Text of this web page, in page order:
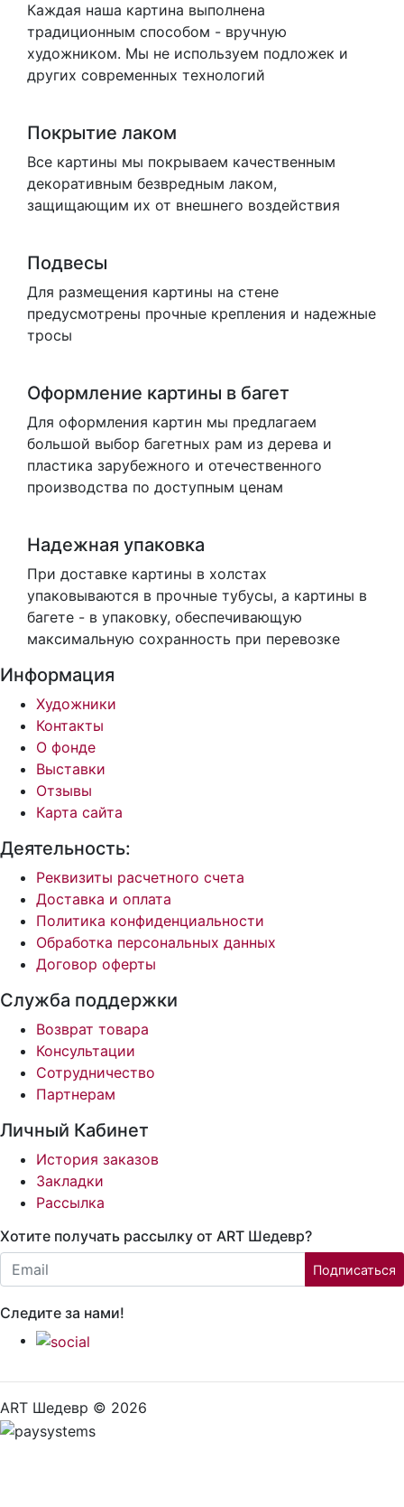
Каждая наша картина выполнена
традиционным способом - вручную
художником. Мы не используем подложек и
других современных технологий
Покрытие лаком
Все картины мы покрываем качественным
декоративным безвредным лаком,
защищающим их от внешнего воздействия
Подвесы
Для размещения картины на стене
предусмотрены прочные крепления и надежные
тросы
Оформление картины в багет
Для оформления картин мы предлагаем
большой выбор багетных рам из дерева и
пластика зарубежного и отечественного
производства по доступным ценам
Надежная упаковка
При доставке картины в холстах
упаковываются в прочные тубусы, а картины в
багете - в упаковку, обеспечивающую
максимальную сохранность при перевозке
Информация
Художники
Контакты
О фонде
Выставки
Отзывы
Карта сайта
Деятельность:
Реквизиты расчетного счета
Доставка и оплата
Политика конфиденциальности
Обработка персональных данных
Договор оферты
Служба поддержки
Возврат товара
Консультации
Сотрудничество
Партнерам
Личный Кабинет
История заказов
Закладки
Рассылка
Хотите получать рассылку от ART Шедевр?
Email:
Подписаться
Следите за нами!
ART Шедевр © 2026